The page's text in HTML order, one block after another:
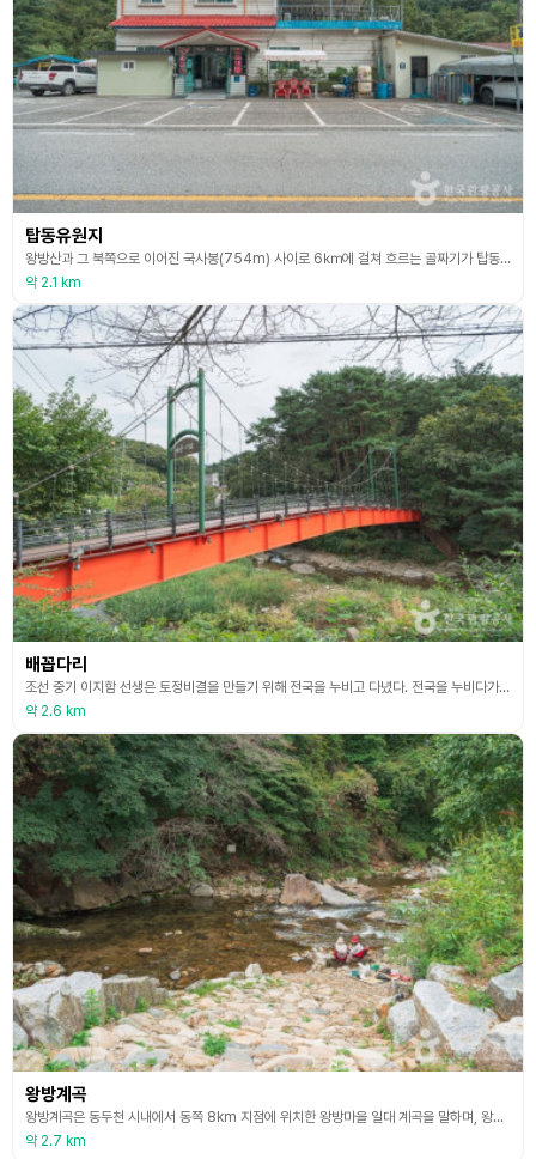
탑동유원지
왕방산과 그 북쪽으로 이어진 국사봉(754m) 사이로 6㎞에 걸쳐 흐르는 골짜기가 탑동계곡이다. 탑동이라는 이름은 인근에 고려 말기에 세워진 것으로 추정되는 삼층석탑과 석불이 있었다고 해서 일컫는 것으로, 삼층석탑은 일제강점기 때 유실되고 지금은 석불만 남아 있다. 탑동계곡은 ‘동두천의 무주구천동’이라는 별칭을 얻을 만큼 경관이 아름답고, 계곡을 따라 낭바위, 아들바위, 층대 바위, 줄바위, 소하천 등 온갖 형상의 암반과 석벽, 기암괴석이 이어져 있는
약 2.1 km
배꼽다리
조선 중기 이지함 선생은 토정비결을 만들기 위해 전국을 누비고 다녔다. 전국을 누비다가 동두천시 광암동 동점마을 입구에 도착해서는 이쯤이 우리나라 동서남북의 가운데 지점이라 하며 암각문 표시를 해 두고 다리를 설치했는데 그때부터 배꼽 다리로 불렸다고 한다. 여름철이면 다리 아래 계곡엔 물놀이하는 사람들로 붐비는 곳이다. 등산로와 산책로가 연결돼 있고 주변에 아담한 공원과 정자가 있어 마을 사람들과 여행객들에게 쉼터를 제공하는 곳이다.
약 2.6 km
왕방계곡
왕방계곡은 동두천 시내에서 동쪽 8km 지점에 위치한 왕방마을 일대 계곡을 말하며, 왕방산서쪽 왕방폭포에서 출원한 맑은 물줄기가 흘러내리는 청정한 계곡으로, 석벽, 암반, 기암괴석이 조화를 이룬다. 계곡 명소로는 낭바위,아들바위, 층대바위, 줄바위와 왕방폭포 등이 있고 자연 그대로의 모습이 친근감을 더해준다. (출처 : 동두천시 문화관광 홈페이지)
약 2.7 km